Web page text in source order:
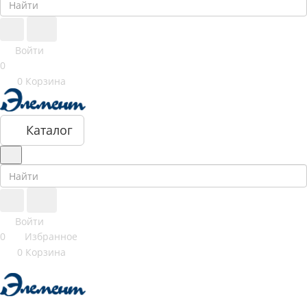
Войти
0
0 Корзина
Каталог
Войти
0
Избранное
0 Корзина